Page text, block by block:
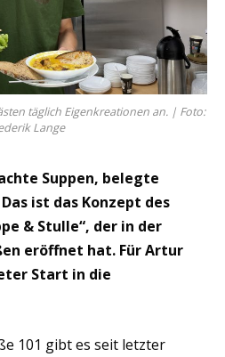
täglich Eigenkreationen an. | Foto:
Lange
Suppen, belegte
ist das Konzept des
& Stulle“, der in der
eröffnet hat. Für Artur
Start in die
101 gibt es seit letzter